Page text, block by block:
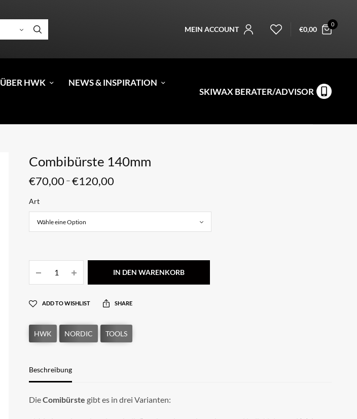
MEIN ACCOUNT €0,00
0
ÜBER HWK
NEWS & INSPIRATION
SKIWAX BERATER/ADVISOR
Combibürste 140mm
€70,00 –€120,00
Art
IN DEN WARENKORB
ADD TO WISHLIST SHARE
Beschreibung
DieComibürste gibt es in drei Varianten: